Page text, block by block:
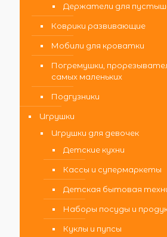
Держатели для
Коврики развивающие
Мобили для кроватки
Погремушки,
самых маленьких
Подгузники
Игрушки
Игрушки для девочек
Детские кухни
Кассы и супермаркеты
Детская бытовая
Наборы посуды и
Куклы и пупсы